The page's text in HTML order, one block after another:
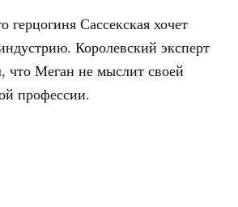
герцогиня Сассекская хочет
Королевский эксперт
что Меган не мыслит своей
профессии.